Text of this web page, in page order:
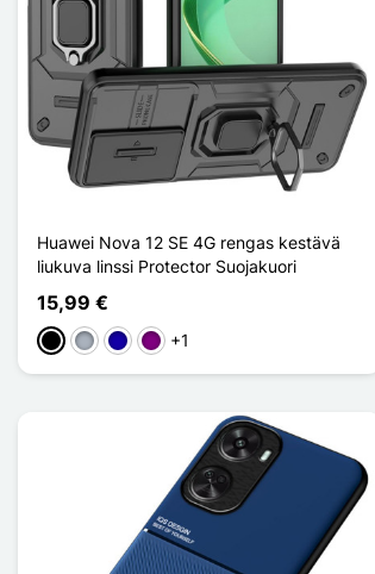
Huawei Nova 12 SE 4G rengas kestävä
liukuva linssi Protector Suojakuori
15,99 €
MustaHarmaaBleu Foncé
Violet
+1